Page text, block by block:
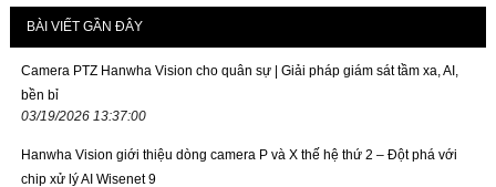
BÀI VIẾT GẦN ĐÂY
Camera PTZ Hanwha Vision cho quân sự | Giải pháp giám sát tầm xa, AI,
bền bỉ
03/19/2026 13:37:00
Hanwha Vision giới thiệu dòng camera P và X thế hệ thứ 2 – Đột phá với
chip xử lý AI Wisenet 9